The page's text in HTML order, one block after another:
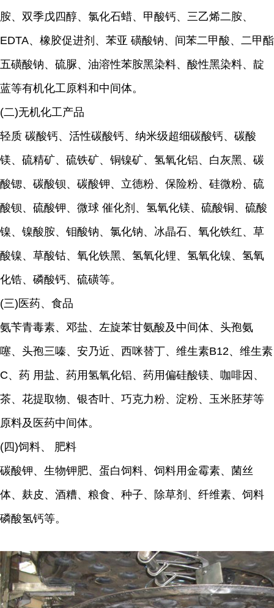
胺、双季戊四醇、氯化石蜡、甲酸钙、三乙烯二胺、
EDTA、橡胶促进剂、苯亚 磺酸钠、间苯二甲酸、二甲酯
五磺酸钠、硫脲、油溶性苯胺黑染料、酸性黑染料、靛
蓝等有机化工原料和中间体。
(二)无机化工产品
轻质 碳酸钙、活性碳酸钙、纳米级超细碳酸钙、碳酸
镁、硫精矿、硫铁矿、铜镍矿、氢氧化铝、白灰黑、碳
酸锶、碳酸钡、碳酸钾、立德粉、保险粉、硅微粉、硫
酸钡、硫酸钾、微球 催化剂、氢氧化镁、硫酸铜、硫酸
镍、镍酸胺、钼酸钠、氯化钠、冰晶石、氧化铁红、草
酸镍、草酸钴、氧化铁黑、氢氧化锂、氢氧化镍、氢氧
化锆、磷酸钙、硫磺等。
(三)医药、食品
氨苄青毒素、邓盐、左旋苯甘氨酸及中间体、头孢氨
噻、头孢三嗪、安乃近、西咪替丁、维生素B12、维生素
C、药 用盐、药用氢氧化铝、药用偏硅酸镁、咖啡因、
茶、花提取物、银杏叶、巧克力粉、淀粉、玉米胚芽等
原料及医药中间体。
(四)饲料、 肥料
碳酸钾、生物钾肥、蛋白饲料、饲料用金霉素、菌丝
体、麸皮、酒糟、粮食、种子、除草剂、纤维素、饲料
磷酸氢钙等。